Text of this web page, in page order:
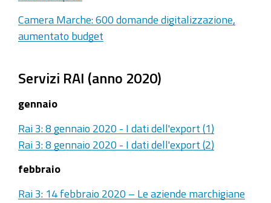
Camera Marche: 600 domande digitalizzazione,
aumentato budget
Servizi RAI (anno 2020)
gennaio
Rai 3: 8 gennaio 2020 - I dati dell'export (1)
Rai 3: 8 gennaio 2020 - I dati dell'export (2)
febbraio
Rai 3: 14 febbraio 2020 – Le aziende marchigiane